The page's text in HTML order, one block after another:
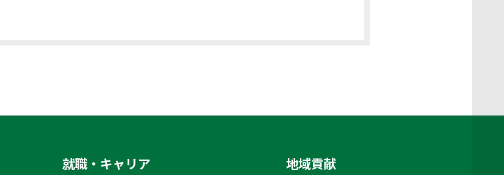
就職・キャリア 地域貢献